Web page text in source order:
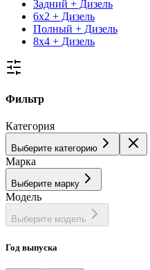
Задний + Дизель
6x2 + Дизель
Полный + Дизель
8x4 + Дизель
Фильтр
Категория
Выберите категорию
Марка
Выберите марку
Модель
Выберите модель
Год выпуска